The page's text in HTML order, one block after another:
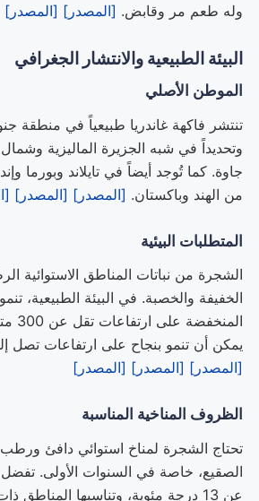
وله طعم مر وقابض. [المصدر] [المصدر]
البيئة الطبيعية والانتشار الجغرافي
الموطن الأصلي
تنتشر فاكهة غاندريا طبيعياً في منطقة
وتحديداً في شبه الجزيرة الماليزية
جاوة. كما تُوجد أيضاً في تايلاند وبورما
من الهند وباكستان. [المصدر] [المصدر]
المتطلبات البيئية
الشجرة من نباتات المناطق الاستوائية
الخفيفة والخصبة. في البيئة الطبيعية،
يمكن أن تنمو بنجاح على ارتفاعات تصل إلى 850
[المصدر] [المصدر] [المصدر]
الظروف المناخية المناسبة
تحتاج الشجرة لمناخ استوائي دافئ
الصقيع، خاصة في السنوات الأولى.
عن 13 درجة مئوية، وتناسبها المناطق